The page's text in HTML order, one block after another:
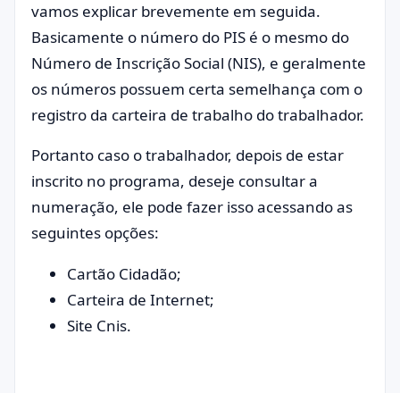
vamos explicar brevemente em seguida.
Basicamente o número do PIS é o mesmo do
Número de Inscrição Social (NIS), e geralmente
os números possuem certa semelhança com o
registro da carteira de trabalho do trabalhador.
Portanto caso o trabalhador, depois de estar
inscrito no programa, deseje consultar a
numeração, ele pode fazer isso acessando as
seguintes opções:
Cartão Cidadão;
Carteira de Internet;
Site Cnis.